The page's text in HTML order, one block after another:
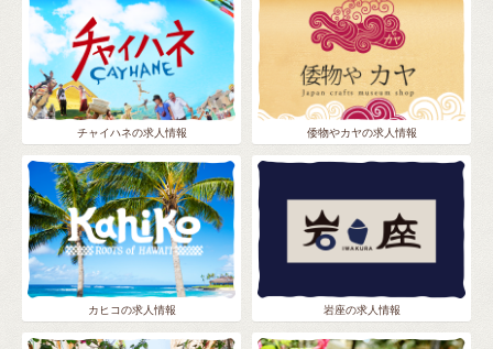
チャイハネの求人情報 倭物やカヤの求人情報
カヒコの求人情報 岩座の求人情報